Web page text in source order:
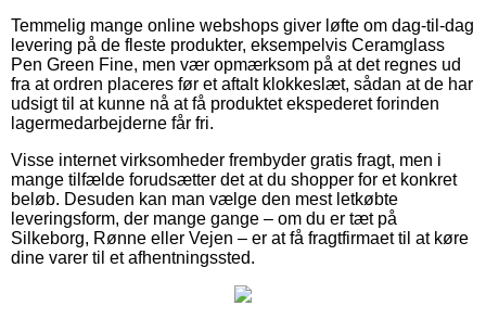
Temmelig mange online webshops giver løfte om dag-til-dag
levering på de fleste produkter, eksempelvis Ceramglass
Pen Green Fine, men vær opmærksom på at det regnes ud
fra at ordren placeres før et aftalt klokkeslæt, sådan at de har
udsigt til at kunne nå at få produktet ekspederet forinden
lagermedarbejderne får fri.
Visse internet virksomheder frembyder gratis fragt, men i
mange tilfælde forudsætter det at du shopper for et konkret
beløb. Desuden kan man vælge den mest letkøbte
leveringsform, der mange gange – om du er tæt på
Silkeborg, Rønne eller Vejen – er at få fragtfirmaet til at køre
dine varer til et afhentningssted.